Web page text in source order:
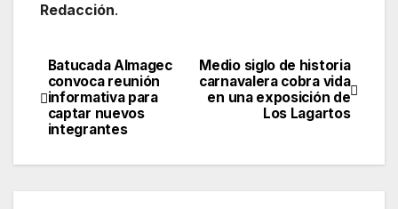
Redacción.
Navegación
de
entradas
Medio siglo de historia
carnavalera cobra vida
en una exposición de
Los Lagartos
Batucada Almagec
convoca reunión
informativa para
captar nuevos
integrantes